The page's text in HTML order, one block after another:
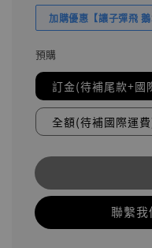
加購優惠【讓子彈飛
預購
訂金(待補尾款+國
全額(待補國際運
聯繫